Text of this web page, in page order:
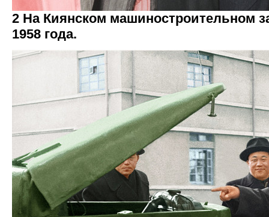
2 На Киянском машиностроительном
1958 года.